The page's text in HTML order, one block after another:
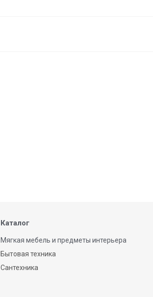
Каталог
Мягкая мебель и предметы интерьера
Бытовая техника
Сантехника